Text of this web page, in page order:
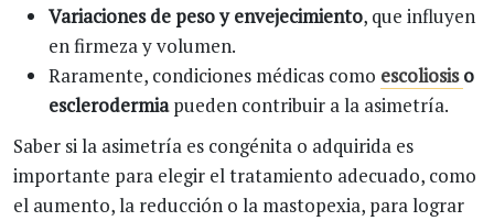
Variaciones de peso y envejecimiento, que influyen
en firmeza y volumen.
Raramente, condiciones médicas como escoliosiso
esclerodermiapueden contribuir a la asimetría.
Saber si la asimetría es congénita o adquirida es
importante para elegir el tratamiento adecuado, como
el aumento, la reducción o la mastopexia, para lograr